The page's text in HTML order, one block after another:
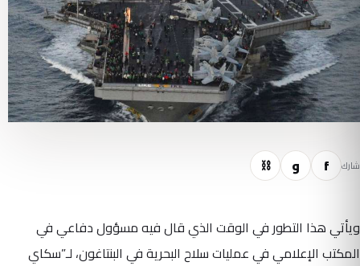
شارك f و ⛓
ويأتي هذا التطور في الوقت الذي قال فيه مسؤول دفاعي في
المكتب الإعلامي في عمليات سلاح البحرية في البنتاغون، لـ”سكاي